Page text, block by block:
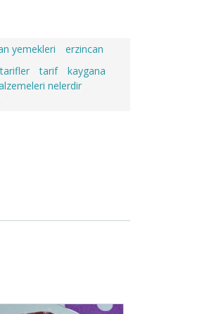
yemekleri
erzincan
tarifler tarif
kaygana
nelerdir